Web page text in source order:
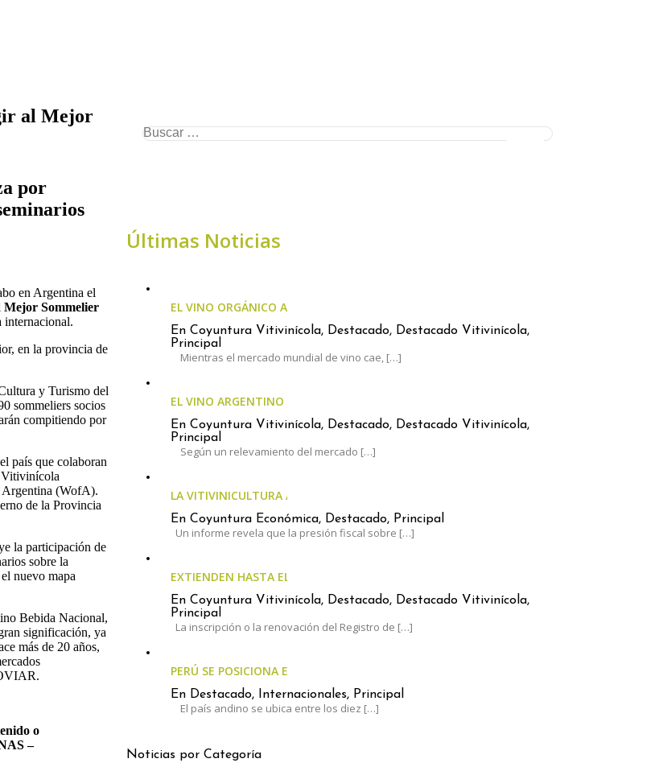
al Mejor
por
en Argentina el
Mejor Sommelier
internacional.
en la provincia de
y Turismo del
sommeliers socios
compitiendo por
país que colaboran
Vitivinícola
(WofA).
de la Provincia
la participación de
sobre la
nuevo mapa
Bebida Nacional,
significación, ya
más de 20 años,
o
–
Últimas Noticias
EL VINO ORGÁNICO ARGENTINO CRECE A CONTRAMANO DEL CONSUMO GLOBAL
En Coyuntura Vitivinícola, Destacado, Destacado Vitivinícola,
Principal
Mientras el mercado mundial de vino cae, […]
EL VINO ARGENTINO AUMENTÓ MENOS QUE LA INFLACIÓN
En Coyuntura Vitivinícola, Destacado, Destacado Vitivinícola,
Principal
Según un relevamiento del mercado […]
LA VITIVINICULTURA ARGENTINA, AL LÍMITE: EL ESTADO SE LLEVA EL 62% DE SUS
En Coyuntura Económica, Destacado, Principal
Un informe revela que la presión fiscal sobre […]
EXTIENDEN HASTA EL 30 DE JUNIO EL PLAZO PARA ACTUALIZAR EL RUT-SIA
En Coyuntura Vitivinícola, Destacado, Destacado Vitivinícola,
Principal
La inscripción o la renovación del Registro de […]
PERÚ SE POSICIONA ENTRE LOS LÍDERES MUNDIALES EN UVA DE MESA CON UN
En Destacado, Internacionales, Principal
El país andino se ubica entre los diez […]
Noticias por Categoría